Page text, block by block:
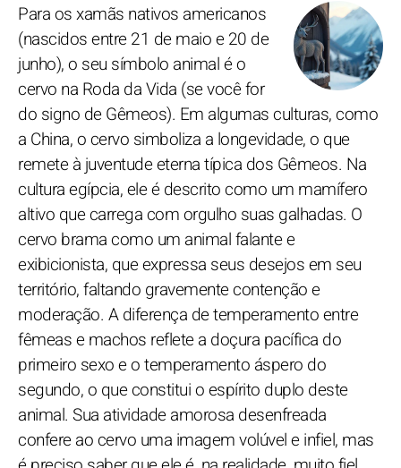
Para os xamãs nativos americanos
(nascidos entre 21 de maio e 20 de
junho), o seu símbolo animal é o
cervo na Roda da Vida (se você for
do signo de Gêmeos). Em algumas culturas, como
a China, o cervo simboliza a longevidade, o que
remete à juventude eterna típica dos Gêmeos. Na
cultura egípcia, ele é descrito como um mamífero
altivo que carrega com orgulho suas galhadas. O
cervo brama como um animal falante e
exibicionista, que expressa seus desejos em seu
território, faltando gravemente contenção e
moderação. A diferença de temperamento entre
fêmeas e machos reflete a doçura pacífica do
primeiro sexo e o temperamento áspero do
segundo, o que constitui o espírito duplo deste
animal. Sua atividade amorosa desenfreada
confere ao cervo uma imagem volúvel e infiel, mas